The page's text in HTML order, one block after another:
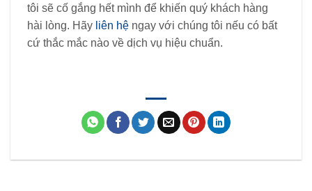
tôi sẽ cố gắng hết mình để khiến quý khách hàng
hài lòng. Hãy liên hệ ngay với chúng tôi nếu có bất
cứ thắc mắc nào về dịch vụ hiệu chuẩn.